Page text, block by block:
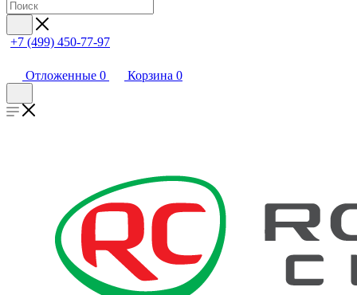
+7 (499) 450-77-97
Отложенные 0 Корзина 0